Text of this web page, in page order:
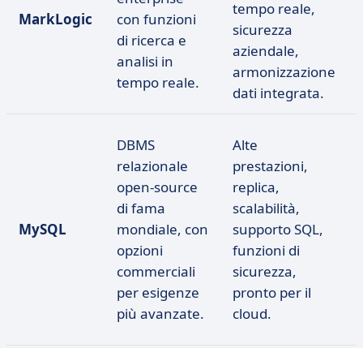
MarkLogic
con funzioni
di ricerca e
analisi in
tempo reale.
tempo reale,
sicurezza
aziendale,
armonizzazione
dati integrata.
MySQL
DBMS
relazionale
open-source
di fama
mondiale, con
opzioni
commerciali
per esigenze
più avanzate.
Alte
prestazioni,
replica,
scalabilità,
supporto SQL,
funzioni di
sicurezza,
pronto per il
cloud.